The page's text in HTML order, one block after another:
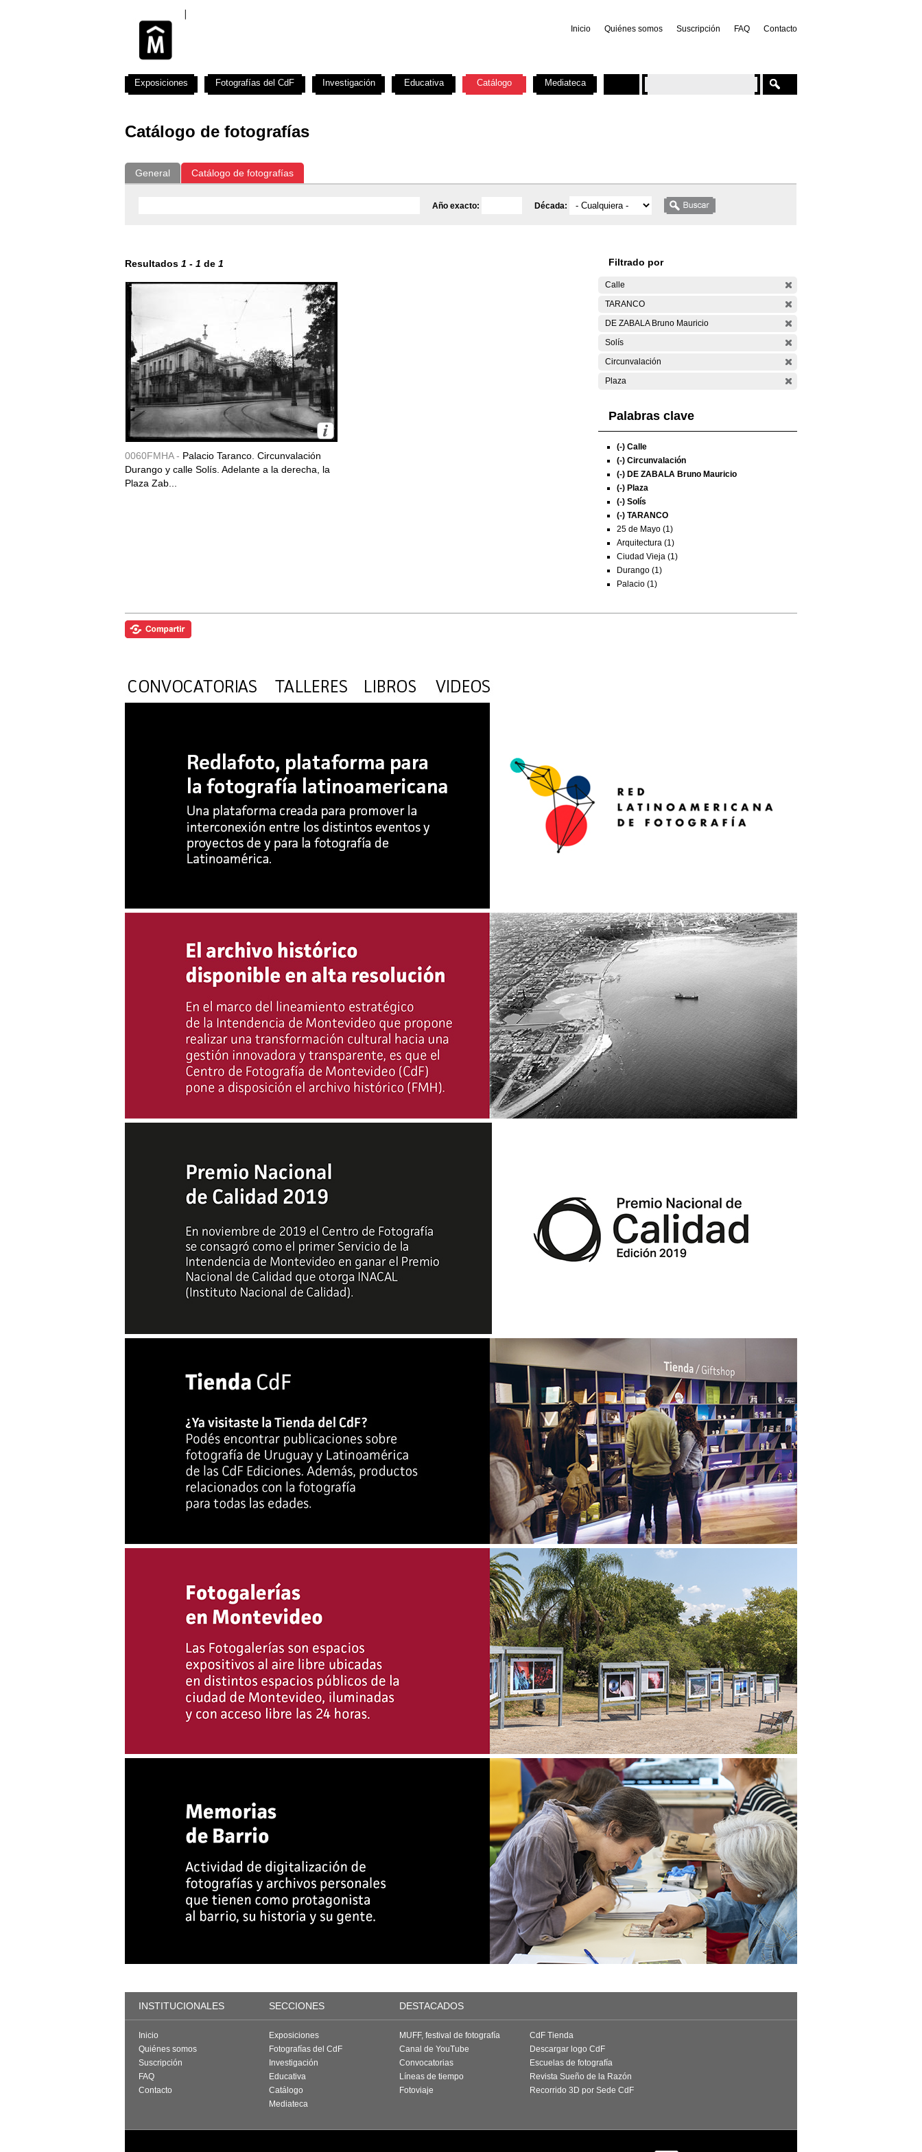
Inicio Quiénes somos Suscripción FAQ Contacto
Catálogo de fotografías
General Catálogo de fotografías
Año exacto: Década:
Resultados 1 - 1 de 1
0060FMHA - Palacio Taranco. Circunvalación
Durango y calle Solís. Adelante a la derecha, la
Plaza Zab...
Filtrado por
Calle
TARANCO
DE ZABALA Bruno Mauricio
Solís
Circunvalación
Plaza
Palabras clave
(-) Calle
(-) Circunvalación
(-) DE ZABALA Bruno Mauricio
(-) Plaza
(-) Solís
(-) TARANCO
25 de Mayo (1)
Arquitectura (1)
Ciudad Vieja (1)
Durango (1)
Palacio (1)
Exposiciones Fotografías del CdF Investigación Educativa Catálogo Mediateca
INSTITUCIONALES SECCIONES DESTACADOS
Inicio
Quiénes somos
Suscripción
FAQ
Contacto
Exposiciones
Fotografías del CdF
Investigación
Educativa
Catálogo
Mediateca
MUFF, festival de fotografía
Canal de YouTube
Convocatorias
Líneas de tiempo
Fotoviaje
CdF Tienda
Descargar logo CdF
Escuelas de fotografía
Revista Sueño de la Razón
Recorrido 3D por Sede CdF